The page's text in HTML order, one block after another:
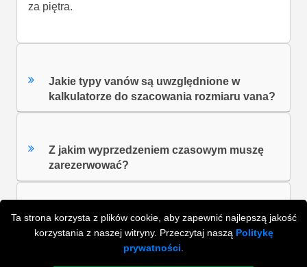
Ta strona korzysta z plików cookie, aby zapewnić najlepszą jakość
korzystania z naszej witryny. Przeczytaj naszą Politykę
prywatności
za piętra.
Jakie typy vanów są uwzględnione w
kalkulatorze do szacowania rozmiaru vana?
Z jakim wyprzedzeniem czasowym muszę
zarezerwować?
Co jeśli potrzebuję wyższego
ubezpieczenia?